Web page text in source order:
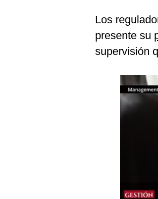
Los
presente su
supervisión